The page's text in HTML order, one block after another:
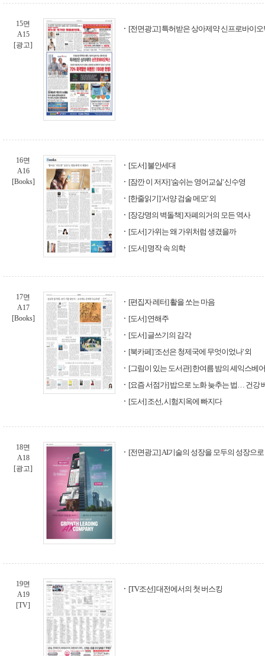
15면
A15
[광고]
[전면광고] 특허받은 상아제약 신프로바이오
16면
A16
[Books]
[도서] 불안세대
[잠깐 이 저자] '숨쉬는 영어교실' 신수영
[한줄읽기] '서양 검술 메모' 외
[장강명의 벽돌책] 자폐의거의 모든 역사
[도서] 가위는 왜 가위처럼 생겼을까
[도서] 명작 속 의학
17면
A17
[Books]
[편집자 레터] 활을 쏘는 마음
[도서] 연해주
[도서] 글쓰기의 감각
[북카페] '조선은 청제국에 무엇이었나' 외
[그림이 있는 도서관] 한여름 밤의 셰익스베어
[요즘 서점가] 밥으로 노화 늦추는 법… 건강
[도서] 조선, 시험지옥에 빠지다
18면
A18
[광고]
[전면광고] AI기술의 성장을 모두의 성장으로
19면
A19
[TV]
[TV조선] 대전에서의 첫 버스킹